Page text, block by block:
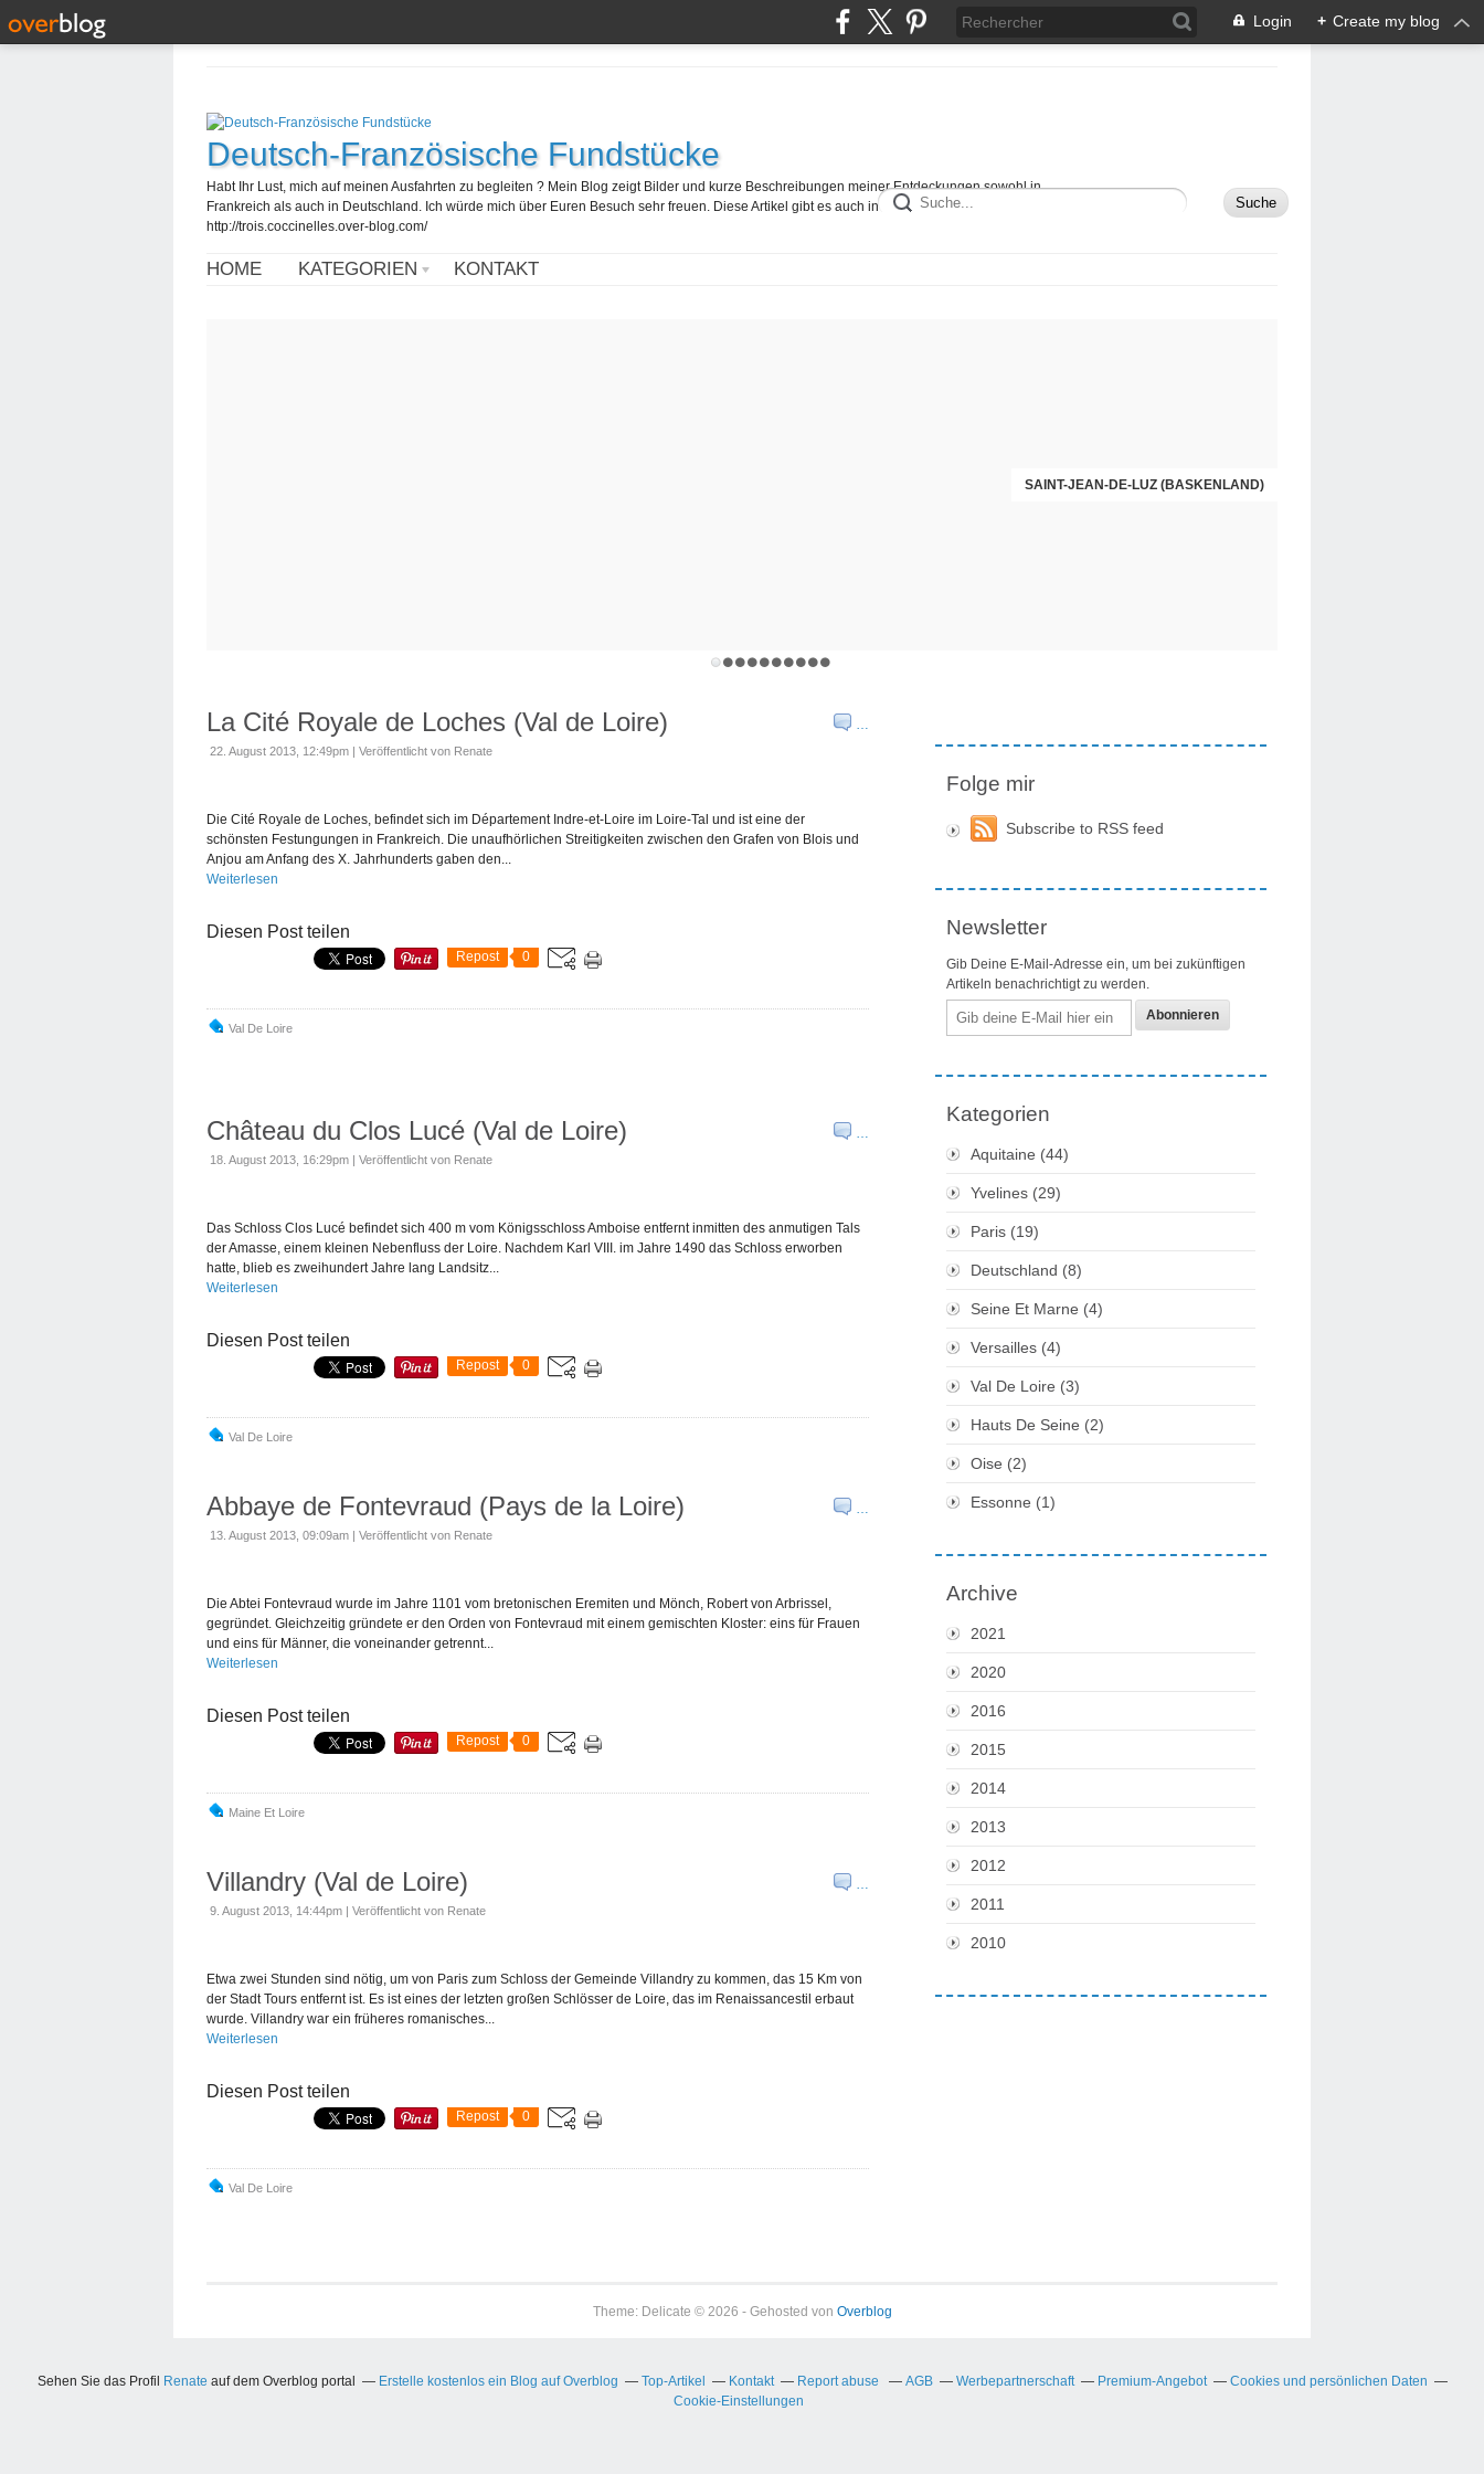
Login + Create my blog
Deutsch-Französische Fundstücke
Habt Ihr Lust, mich auf meinen Ausfahrten zu begleiten ? Mein Blog zeigt Bilder und kurze Beschreibungen meiner Entdeckungen sowohl in
Frankreich als auch in Deutschland. Ich würde mich über Euren Besuch sehr freuen. Diese Artikel gibt es auch in französisch hier :
http://trois.coccinelles.over-blog.com/
HOME KATEGORIEN KONTAKT
SAINT-JEAN-DE-LUZ (BASKENLAND)
MAULÉON-LICHARRE (BASKENLAND)
…
La Cité Royale de Loches (Val de Loire)
22. August 2013, 12:49pm | Veröffentlicht von Renate
Die Cité Royale de Loches, befindet sich im Département Indre-et-Loire im Loire-Tal und ist eine der
schönsten Festungungen in Frankreich. Die unaufhörlichen Streitigkeiten zwischen den Grafen von Blois und
Anjou am Anfang des X. Jahrhunderts gaben den...
Weiterlesen
Diesen Post teilen
Repost 0
Val De Loire
…
Château du Clos Lucé (Val de Loire)
18. August 2013, 16:29pm | Veröffentlicht von Renate
Das Schloss Clos Lucé befindet sich 400 m vom Königsschloss Amboise entfernt inmitten des anmutigen Tals
der Amasse, einem kleinen Nebenfluss der Loire. Nachdem Karl VIII. im Jahre 1490 das Schloss erworben
hatte, blieb es zweihundert Jahre lang Landsitz...
Weiterlesen
Diesen Post teilen
Repost 0
Val De Loire
…
Abbaye de Fontevraud (Pays de la Loire)
13. August 2013, 09:09am | Veröffentlicht von Renate
Die Abtei Fontevraud wurde im Jahre 1101 vom bretonischen Eremiten und Mönch, Robert von Arbrissel,
gegründet. Gleichzeitig gründete er den Orden von Fontevraud mit einem gemischten Kloster: eins für Frauen
und eins für Männer, die voneinander getrennt...
Weiterlesen
Diesen Post teilen
Repost 0
Maine Et Loire
…
Villandry (Val de Loire)
9. August 2013, 14:44pm | Veröffentlicht von Renate
Etwa zwei Stunden sind nötig, um von Paris zum Schloss der Gemeinde Villandry zu kommen, das 15 Km von
der Stadt Tours entfernt ist. Es ist eines der letzten großen Schlösser de Loire, das im Renaissancestil erbaut
wurde. Villandry war ein früheres romanisches...
Weiterlesen
Diesen Post teilen
Repost 0
Val De Loire
Folge mir
Subscribe to RSS feed
Newsletter
Gib Deine E-Mail-Adresse ein, um bei zukünftigen
Artikeln benachrichtigt zu werden.
Mail
Kategorien
Aquitaine (44)
Yvelines (29)
Paris (19)
Deutschland (8)
Seine Et Marne (4)
Versailles (4)
Val De Loire (3)
Hauts De Seine (2)
Oise (2)
Essonne (1)
Archive
2021
2020
2016
2015
2014
2013
2012
2011
2010
Theme: Delicate © 2026 - Gehosted von Overblog
Sehen Sie das Profil Renate auf dem Overblog portal Erstelle kostenlos ein Blog auf Overblog Top-Artikel Kontakt Report abuse AGB Werbepartnerschaft Premium-Angebot
Cookies und persönlichen Daten
Cookie-Einstellungen